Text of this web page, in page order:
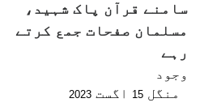
سامنے قرآن پاک شہید،
مسلمان صفحات جمع کرتے
رہے
وجود
منگل 15 اگست 2023